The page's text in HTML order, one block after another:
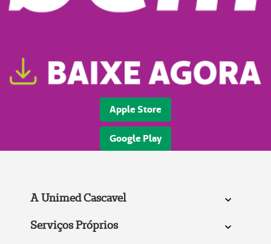
Apple Store
Google Play
A Unimed Cascavel
Serviços Próprios